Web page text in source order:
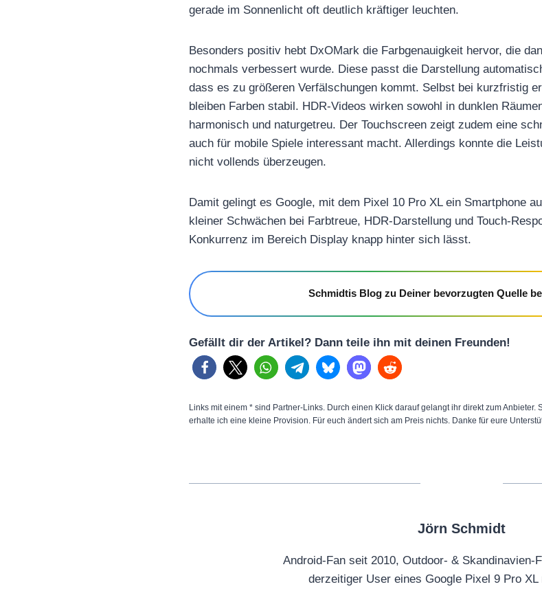
gerade im Sonnenlicht oft deutlich kräftiger leuchten.
Besonders positiv hebt DxOMark die Farbgenauigkeit hervor, die
nochmals verbessert wurde. Diese passt die Darstellung
dass es zu größeren Verfälschungen kommt. Selbst bei kurzfristig
bleiben Farben stabil. HDR-Videos wirken sowohl in dunklen
harmonisch und naturgetreu. Der Touchscreen zeigt zudem eine
auch für mobile Spiele interessant macht. Allerdings konnte die
nicht vollends überzeugen.
Damit gelingt es Google, mit dem Pixel 10 Pro XL ein Smartphone
kleiner Schwächen bei Farbtreue, HDR-Darstellung und Touch-
Konkurrenz im Bereich Display knapp hinter sich lässt.
Schmidtis Blog zu Deiner bevorzugten Quelle
Gefällt dir der Artikel? Dann teile ihn mit deinen Freunden!
Links mit einem * sind Partner-Links. Durch einen Klick darauf gelangt ihr direkt zum
erhalte ich eine kleine Provision. Für euch ändert sich am Preis nichts. Danke für eure
Jörn Schmidt
Android-Fan seit 2010, Outdoor- & Skandinavien-
derzeitiger User eines Google Pixel 9 Pro XL